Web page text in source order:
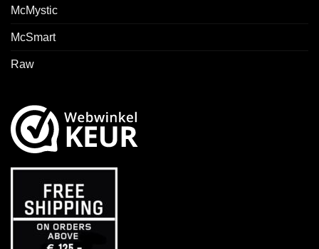
McMystic
McSmart
Raw